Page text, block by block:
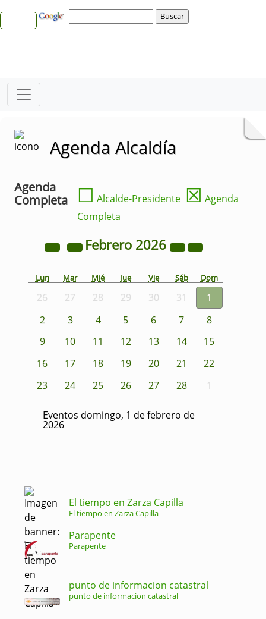
Agenda Alcaldía
Agenda
Completa
☐ Alcalde-Presidente ☒ Agenda
Completa
Febrero 2026
Lun Mar Mié Jue Vie Sáb Dom
26 27 28 29 30 31
1
2
3 4 5 6 7
8
9
10 11 12 13 14
15
16
17 18 19 20 21
22
23
24 25 26 27 28 1
Eventos domingo, 1 de febrero de
2026
El tiempo en Zarza Capilla
El tiempo en Zarza Capilla
Parapente
Parapente
punto de informacion catastral
punto de informacion catastral